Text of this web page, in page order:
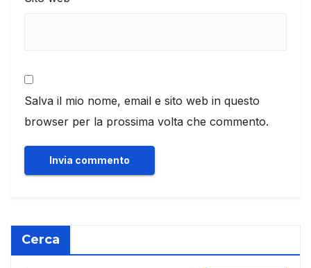
Salva il mio nome, email e sito web in questo
browser per la prossima volta che commento.
Cerca